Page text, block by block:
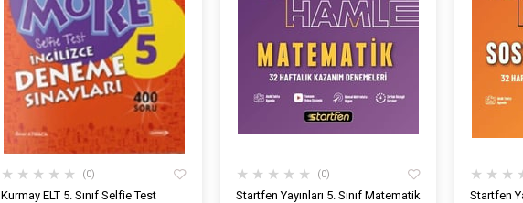
★ ★ ★ ★ ★ 0
Kurmay ELT 5. Sınıf Selfie Test
★ ★ ★ ★ ★ 0
Startfen Yayınları 5. Sınıf Matematik
★ ★ ★
Startfen